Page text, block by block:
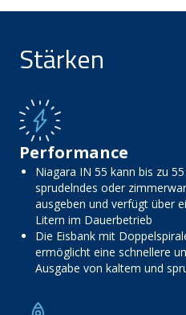
Stärken
Performance
Niagara IN 55 kann bis zu
sprudelndes oder
ausgeben und verfügt über
Litern im Dauerbetrieb
Die Eisbank mit
ermöglicht eine schnellere
Ausgabe von kaltem und